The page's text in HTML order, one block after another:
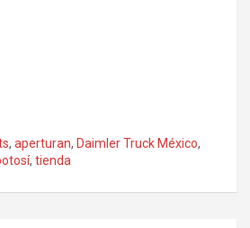
, aperturan, Daimler Truck México,
, tienda